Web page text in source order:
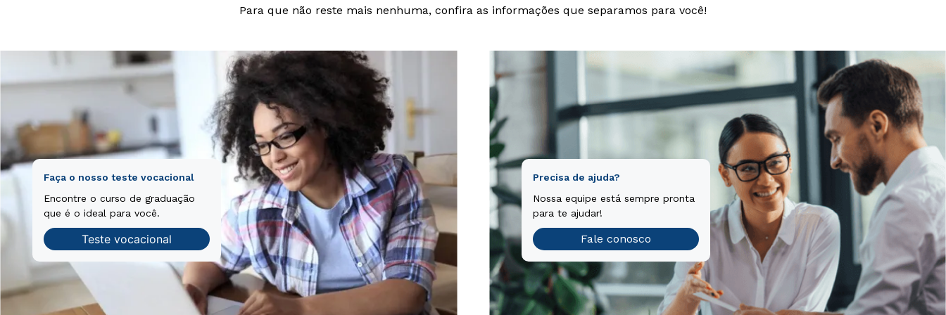
Para que não reste mais nenhuma, confira as informações que separamos para você!
Faça o nosso teste vocacional
Encontre o curso de graduação
que é o ideal para você.
Teste vocacional
Precisa de ajuda?
Nossa equipe está sempre pronta
para te ajudar!
Fale conosco